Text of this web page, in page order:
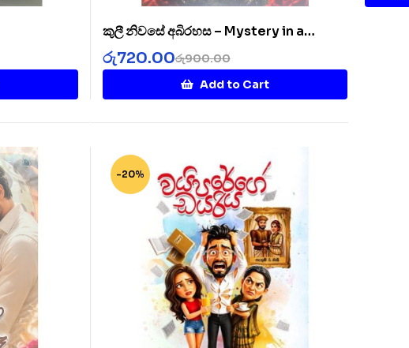
කුලී නිවසේ අබිරහස – Mystery in a
Rented House
රු900.00
රු720.00
Add to Cart
-20%